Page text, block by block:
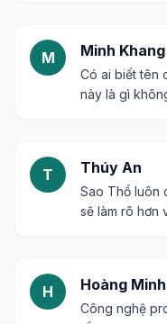
M Minh Khang
Có ai biết tên
này là gì
T Thúy An
Sao Thổ luôn
sẽ làm rõ hơn
H Hoàng Minh
Công nghệ